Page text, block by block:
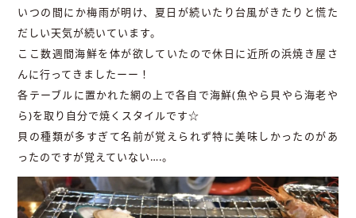
いつの間にか梅雨が明け、夏日が続いたり台風がきたりと慌た
だしい天気が続いています。
ここ数週間海鮮を体が欲していたので休日に近所の浜焼き屋さ
んに行ってきましたーー！
各テーブルに置かれた網の上で各自で海鮮(魚やら貝やら海老や
ら)を取り自分で焼くスタイルです☆
貝の種類が多すぎて名前が覚えられず特に美味しかったのがあ
ったのですが覚えていない….。